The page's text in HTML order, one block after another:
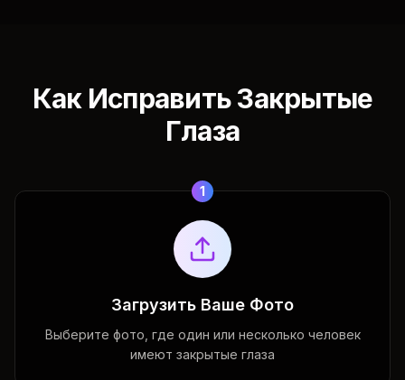
Как Исправить Закрытые
Глаза
1
Загрузить Ваше Фото
Выберите фото, где один или несколько человек
имеют закрытые глаза